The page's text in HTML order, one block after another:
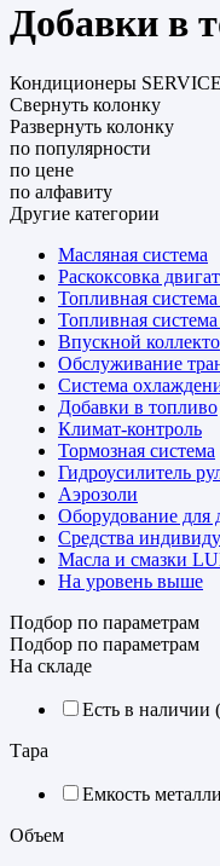
Добавки в
Кондиционеры
Свернуть колонку
Развернуть колонку
по популярности
по цене
по алфавиту
Другие категории
Масляная система
Раскоксовка
Топливная
Топливная
Впускной
Обслуживание
Система
Добавки в топливо
Климат-контроль
Тормозная система
Гидроусилитель
Аэрозоли
Оборудование для
Средства
Масла и смазки
На уровень выше
Подбор по параметрам
Подбор по параметрам
На складе
Есть в наличии (
Тара
Емкость
Объем